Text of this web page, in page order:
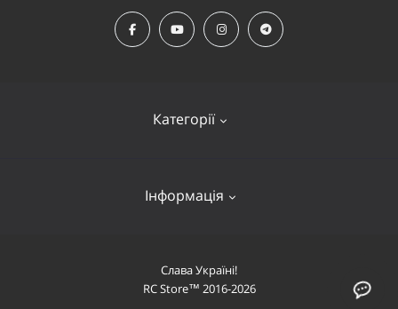
Категорії
Квадрокоптери
Літаки
Інформація
Оплата і доставка
Про компанію
Слава Україні!
RC Store™ 2016-2026